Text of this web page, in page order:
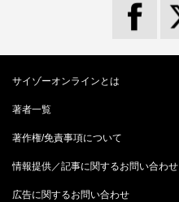
サイゾーオンラインとは
著者一覧
著作権/免責事項について
情報提供／記事に関するお問い合わせ
広告に関するお問い合わせ